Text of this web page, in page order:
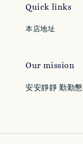
Quick links
本店地址
Our mission
安安靜靜 勤勤